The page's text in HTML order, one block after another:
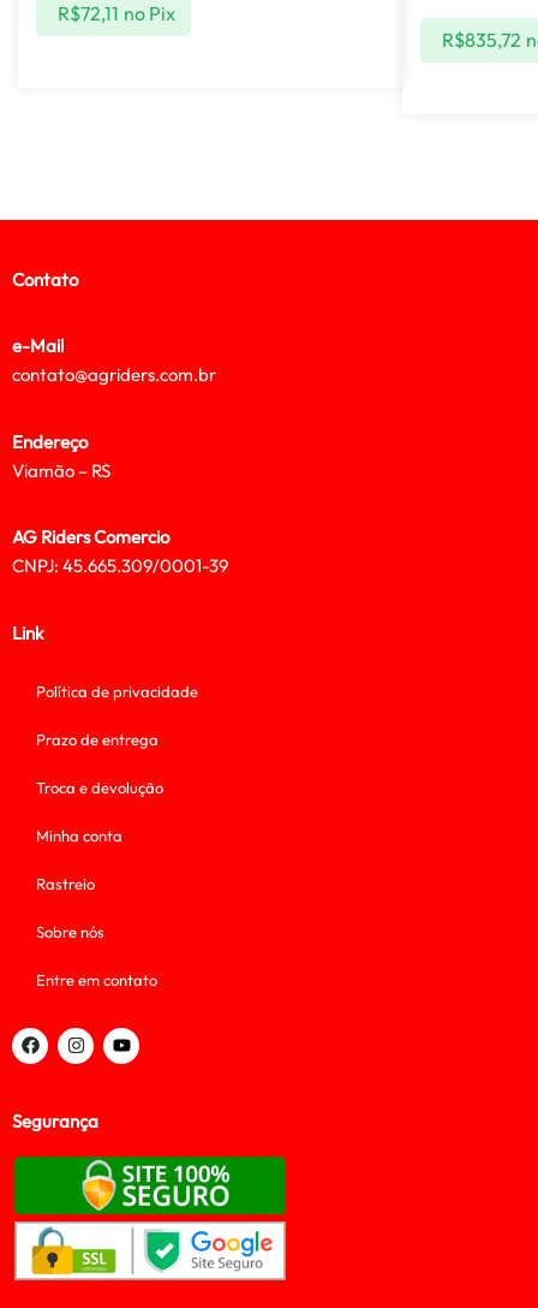
R$72,11 no Pix
R$835,72
Contato
e-Mail
contato@agriders.com.br
Endereço
Viamão – RS
AG Riders Comercio
CNPJ: 45.665.309/0001-39
Link
Política de privacidade
Prazo de entrega
Troca e devolução
Minha conta
Rastreio
Sobre nós
Entre em contato
Segurança